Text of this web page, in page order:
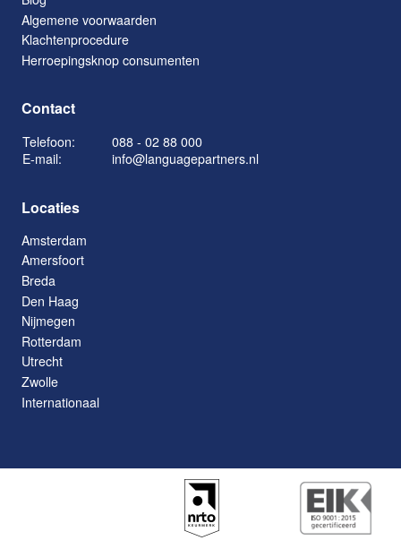
Algemene voorwaarden
Klachtenprocedure
Herroepingsknop consumenten
Contact
Telefoon:
088 - 02 88 000
E-mail:
info@languagepartners.nl
Locaties
Amsterdam
Amersfoort
Breda
Den Haag
Nijmegen
Rotterdam
Utrecht
Zwolle
Internationaal